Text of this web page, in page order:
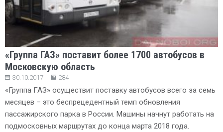
«Группа ГАЗ» поставит более 1700 автобусов в
Московскую область
30.10.2017 284
«Группа ГАЗ» осуществит поставку автобусов всего за семь
месяцев – это беспрецедентный темп обновления
пассажирского парка в России. Машины начнут работать на
подмосковных маршрутах до конца марта 2018 года.